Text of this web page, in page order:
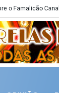
o Famalicão Canal